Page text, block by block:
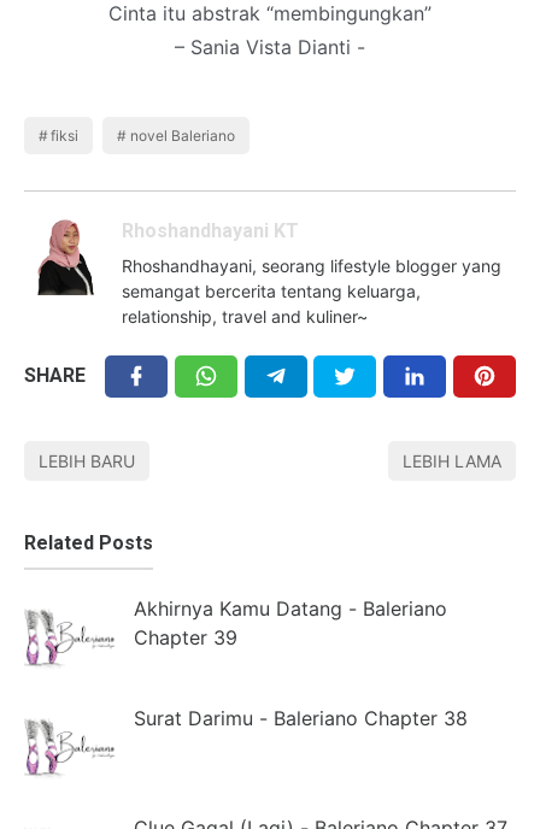
Cinta itu abstrak “membingungkan”
– Sania Vista Dianti -
fiksi novel Baleriano
Rhoshandhayani KT
Rhoshandhayani, seorang lifestyle blogger yang
semangat bercerita tentang keluarga,
relationship, travel and kuliner~
SHARE
LEBIH BARU LEBIH LAMA
Related Posts
Akhirnya Kamu Datang - Baleriano
Chapter 39
Surat Darimu - Baleriano Chapter 38